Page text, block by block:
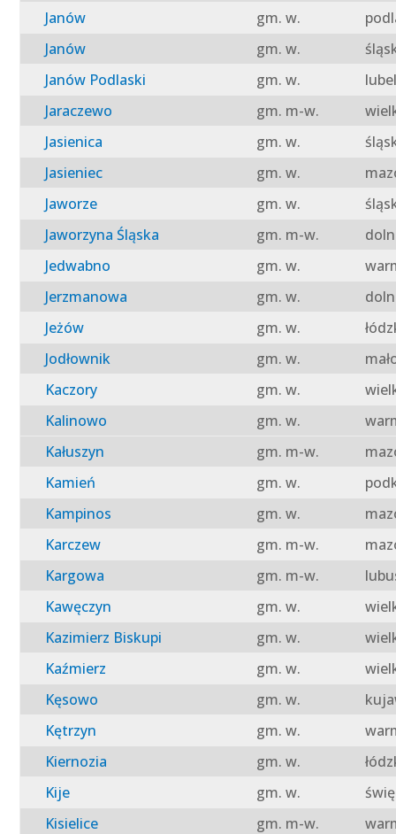
Janów gm. w.
Janów
gm. w.
Janów Podlaski
gm. w.
Jaraczewo
gm. m-w.
Jasienica
gm. w.
Jasieniec
gm. w.
Jaworze
gm. w.
Jaworzyna Śląska
gm. m-w.
Jedwabno
gm. w.
Jerzmanowa
gm. w.
Jeżów
gm. w.
Jodłownik
gm. w.
Kaczory
gm. w.
Kalinowo
gm. w.
Kałuszyn
gm. m-w.
Kamień
gm. w.
Kampinos
gm. w.
Karczew
gm. m-w.
Kargowa
gm. m-w.
Kawęczyn
gm. w.
Kazimierz Biskupi
gm. w.
Kaźmierz
gm. w.
Kęsowo
gm. w.
Kętrzyn
gm. w.
Kiernozia
gm. w.
Kije
gm. w.
Kisielice
gm. m-w.